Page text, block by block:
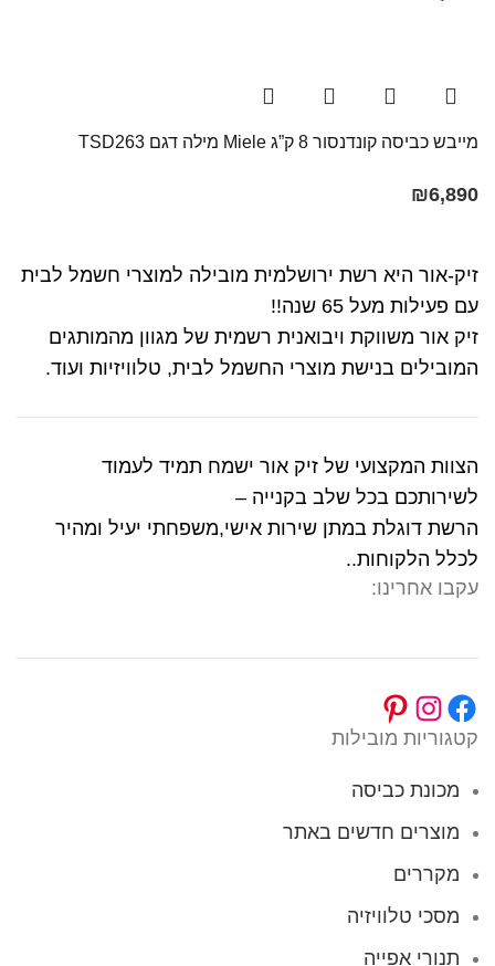
מייבש כביסה קונדנסור 8 ק”ג Miele מילה דגם TSD263
₪6,890
זיק-אור היא רשת ירושלמית מובילה למוצרי חשמל לבית
עם פעילות מעל 65 שנה!!
זיק אור משווקת ויבואנית רשמית של מגוון מהמותגים
המובילים בנישת מוצרי החשמל לבית, טלוויזיות ועוד.
הצוות המקצועי של זיק אור ישמח תמיד לעמוד
לשירותכם בכל שלב בקנייה –
הרשת דוגלת במתן שירות אישי,משפחתי יעיל ומהיר
לכלל הלקוחות..
עקבו אחרינו:
קטגוריות מובילות
מכונת כביסה
מוצרים חדשים באתר
מקררים
מסכי טלוויזיה
תנורי אפייה